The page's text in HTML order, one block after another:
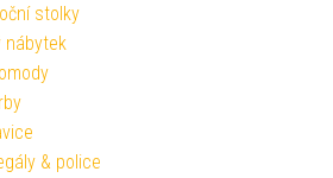
stolky
nábytek
& police